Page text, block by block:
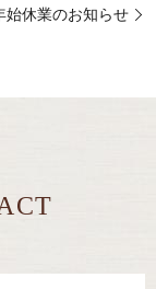
始休業のお知らせ